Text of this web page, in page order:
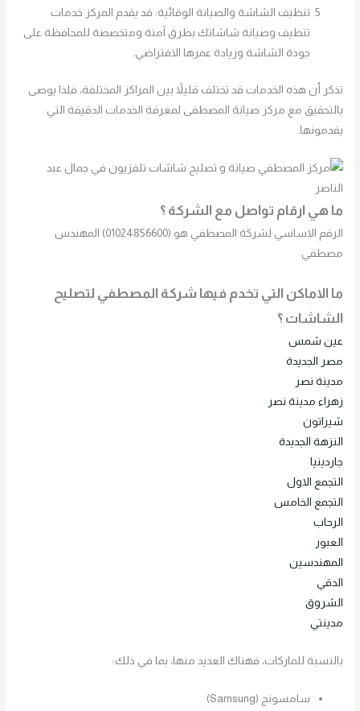
تنظيف الشاشة والصيانة الوقائية: قد يقدم المركز خدمات
تنظيف وصيانة شاشاتك بطرق آمنة ومتخصصة للمحافظة على
جودة الشاشة وزيادة عمرها الافتراضي.
تذكر أن هذه الخدمات قد تختلف قليلاً بين المراكز المختلفة، فلذا يوصى
بالتحقيق مع مركز صيانة المصطفى لمعرفة الخدمات الدقيقة التي
يقدمونها.
ما هي ارقام تواصل مع الشركة ؟
الرقم الاساسي لشركة المصطفي هو (01024856600) المهندس
مصطفي
ما الاماكن التي تخدم فيها شركة المصطفي لتصليح
الشاشات ؟
عين شمس
مصر الجديدة
مدينة نصر
زهراء مدينة نصر
شيراتون
النزهة الجديدة
جاردينيا
التجمع الاول
التجمع الخامس
الرحاب
العبور
المهندسين
الدقي
الشروق
مدينتي
بالنسبة للماركات، فهناك العديد منها، بما في ذلك:
سامسونج (Samsung)